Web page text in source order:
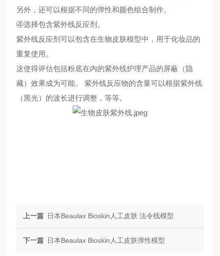
另外，还可以根据不同的弹性和颜色组合制作。
④选择包含紫外线反应剂。
紫外线反应剂可以包含在生物皮肤模型中，用于化妆品的
重复使用。
这使得评估包括粉底在内的紫外线护理产品的屏蔽（隐
藏）效果成为可能。 紫外线反应物的含量可以根据紫外线
（黑光）的波长进行调整，等等。
上一篇 日本Beaulax Bioskin人工皮肤 法令线模型
下一篇 日本Beaulax Bioskin人工皮肤弹性模型